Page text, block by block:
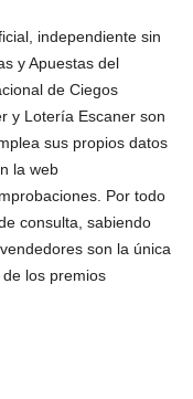
independiente sin
y Apuestas del
de Ciegos
y Lotería Escaner son
sus propios datos
la web
Por todo
consulta, sabiendo
son la única
los premios